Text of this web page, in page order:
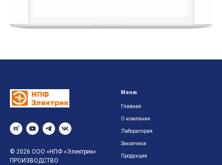
© 2026 ООО «НПФ «Электрик»
ПРОИЗВОДСТВО
Меню
Главная
О компании
Лаборатория
Заказчики
Продукция